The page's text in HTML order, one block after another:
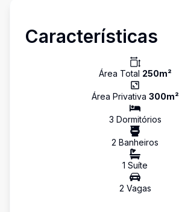
Características
Área Total 250m²
Área Privativa 300m²
3 Dormitórios
2 Banheiros
1 Suíte
2 Vagas